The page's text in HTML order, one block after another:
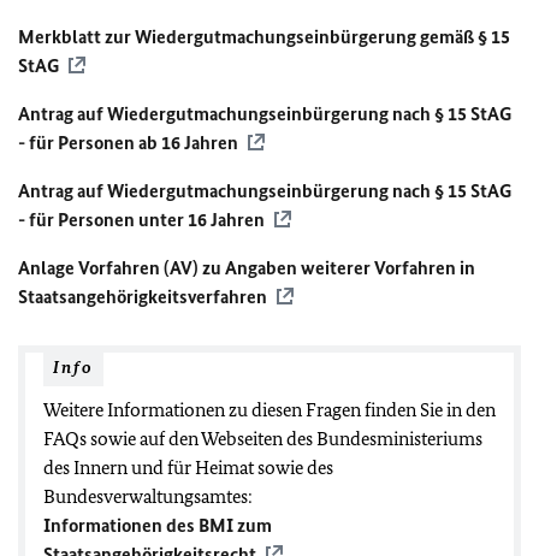
Merkblatt zur Wiedergutmachungseinbürgerung gemäß § 15
StAG
Antrag auf Wiedergutmachungseinbürgerung nach § 15 StAG
- für Personen ab 16 Jahren
Antrag auf Wiedergutmachungseinbürgerung nach § 15 StAG
- für Personen unter 16 Jahren
Anlage Vorfahren (AV) zu Angaben weiterer Vorfahren in
Staatsangehörigkeitsverfahren
Info
Weitere Informationen zu diesen Fragen finden Sie in den
FAQs sowie auf den Webseiten des Bundesministeriums
des Innern und für Heimat sowie des
Bundesverwaltungsamtes:
Informationen des BMIzum